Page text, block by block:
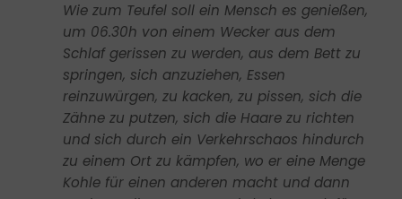
Wie zum Teufel soll ein Mensch es genießen,
um 06.30h von einem Wecker aus dem
Schlaf gerissen zu werden, aus dem Bett zu
springen, sich anzuziehen, Essen
reinzuwürgen, zu kacken, zu pissen, sich die
Zähne zu putzen, sich die Haare zu richten
und sich durch ein Verkehrschaos hindurch
zu einem Ort zu kämpfen, wo er eine Menge
Kohle für einen anderen macht und dann